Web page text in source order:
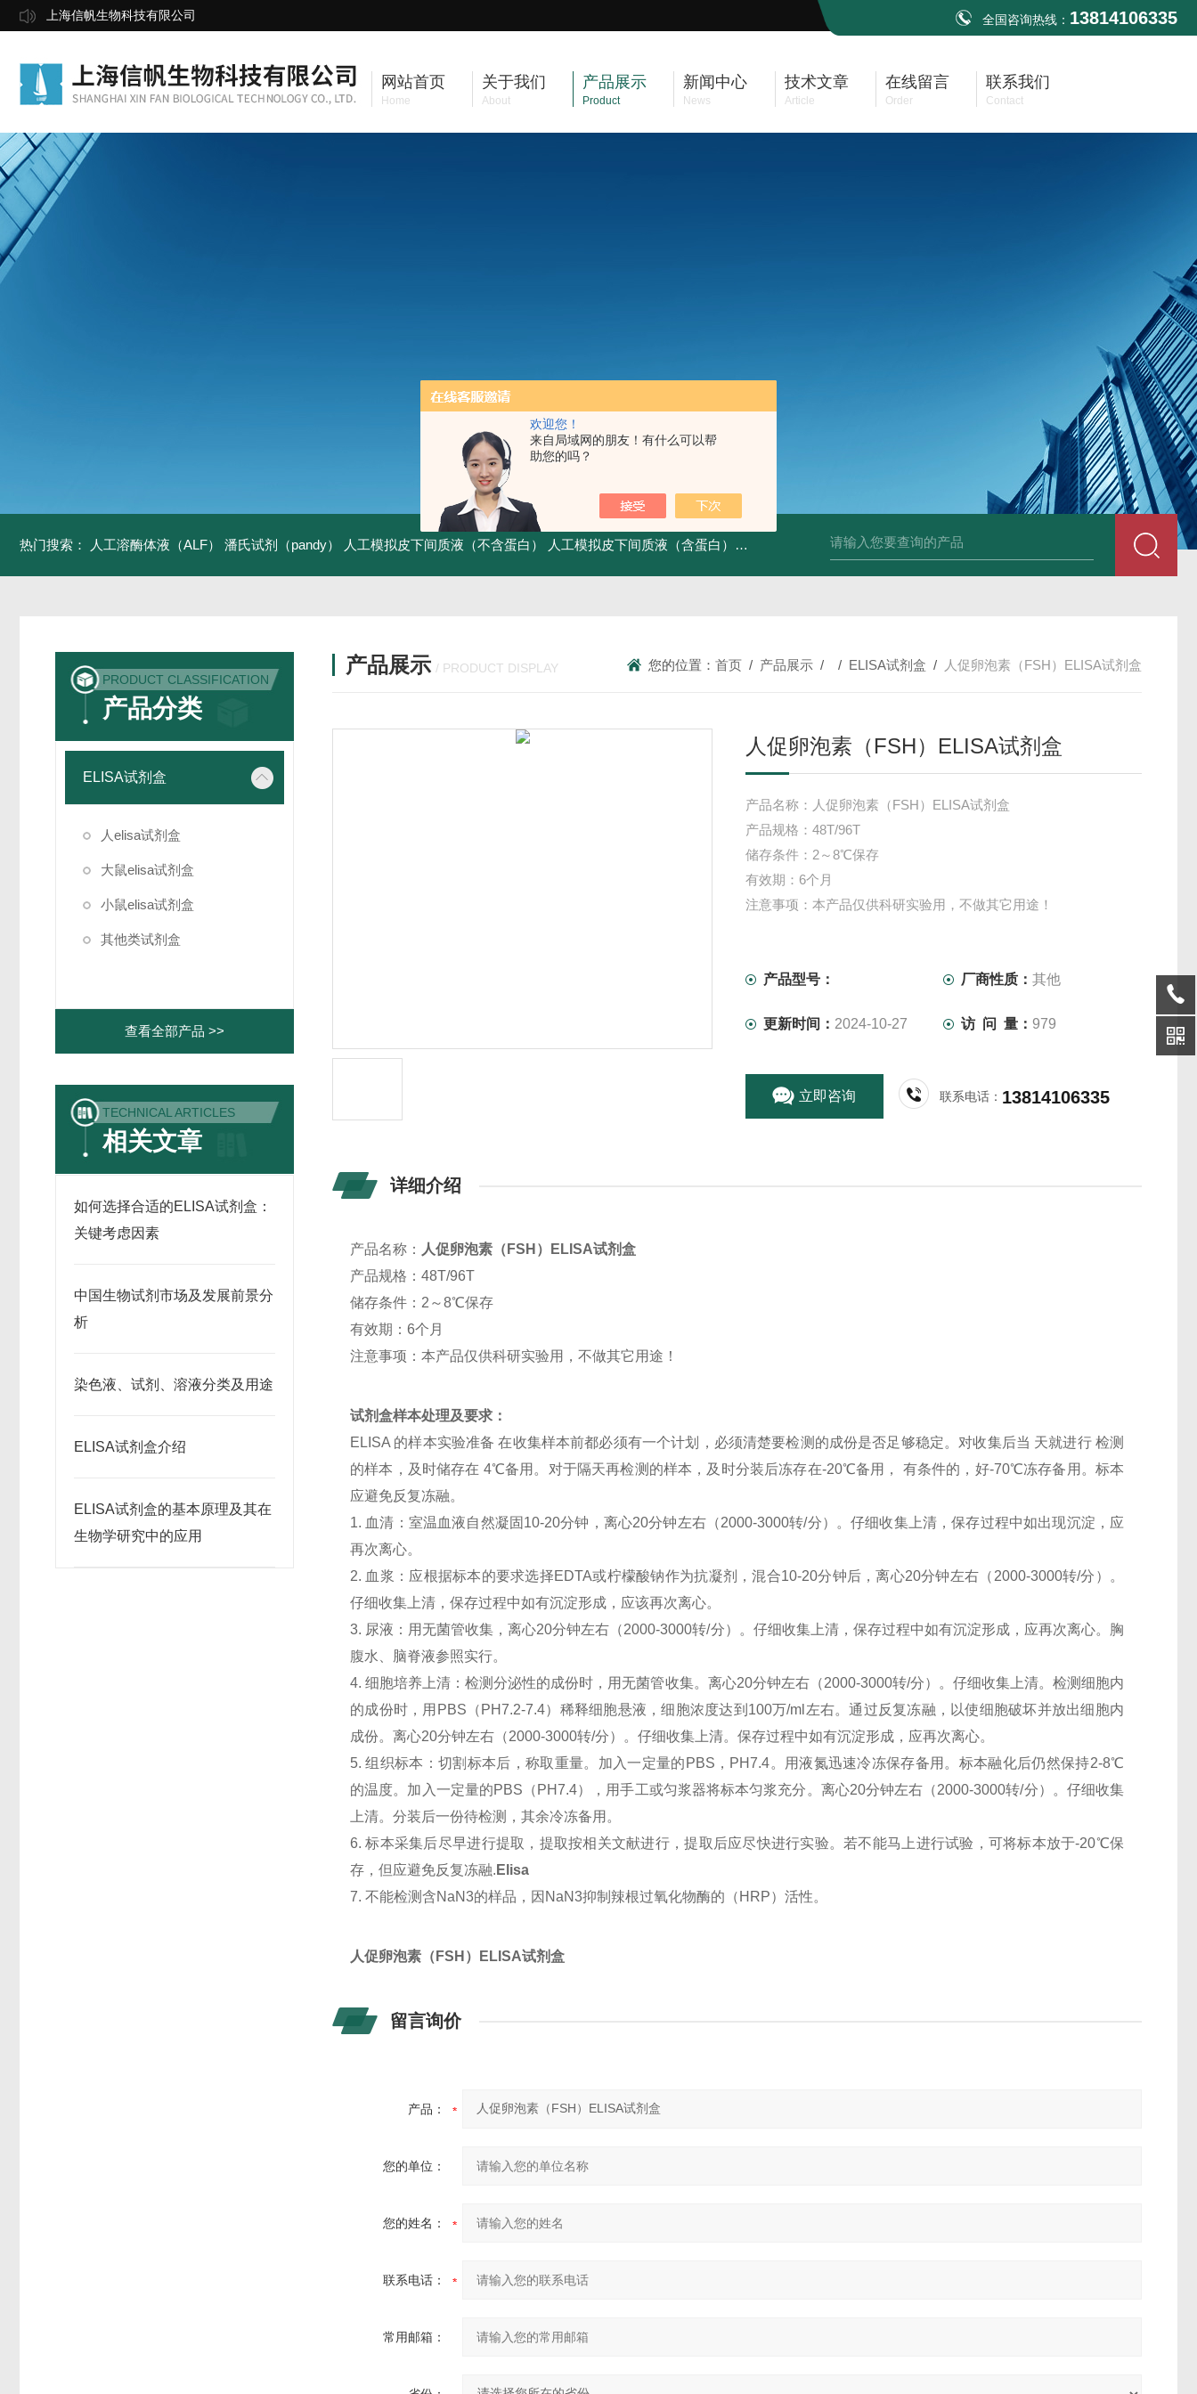
欢迎您！
来自局域网的朋友！有什么可以帮
助您的吗？
上海信帆生物科技有限公司 全国咨询热线： 13814106335
网站首页
Home
关于我们
About
产品展示
Product
新闻中心
News
技术文章
Article
在线留言
Order
联系我们
Contact
热门搜索： 人工溶酶体液（ALF） 潘氏试剂（pandy） 人工模拟皮下间质液（不含蛋白） 人工模拟皮下间质液（含蛋白） FITC标记小鼠抗His tag 组织细胞固定液（8％，PFA） 总胆汁酸（TBA）质
PRODUCT CLASSIFICATION
产品分类
ELISA试剂盒
人elisa试剂盒
大鼠elisa试剂盒
小鼠elisa试剂盒
其他类试剂盒
查看全部产品 >>
TECHNICAL ARTICLES
相关文章
如何选择合适的ELISA试剂盒：
关键考虑因素
中国生物试剂市场及发展前景分
析
染色液、试剂、溶液分类及用途
ELISA试剂盒介绍
ELISA试剂盒的基本原理及其在
生物学研究中的应用
产品展示 / PRODUCT DISPLAY 您的位置： 首页 / 产品展示 / / ELISA试剂盒 / 人促卵泡素（FSH）ELISA试剂盒
人促卵泡素（FSH）ELISA试剂盒
产品名称：人促卵泡素（FSH）ELISA试剂盒
产品规格：48T/96T
储存条件：2～8℃保存
有效期：6个月
注意事项：本产品仅供科研实验用，不做其它用途！
产品型号： 厂商性质：其他
更新时间： 2024-10-27 访 问 量： 979
立即咨询 联系电话： 13814106335
详细介绍
产品名称： 人促卵泡素（FSH）ELISA试剂盒
产品规格：48T/96T
储存条件：2～8℃保存
有效期：6个月
注意事项：本产品仅供科研实验用，不做其它用途！
试剂盒样本处理及要求：
ELISA 的样本实验准备 在收集样本前都必须有一个计划，必须清楚要检测的成份是否足够稳定。对收集后当 天就进行 检测
的样本，及时储存在 4℃备用。对于隔天再检测的样本，及时分装后冻存在-20℃备用， 有条件的，好-70℃冻存备用。标本
应避免反复冻融。
1. 血清：室温血液自然凝固10-20分钟，离心20分钟左右（2000-3000转/分）。仔细收集上清，保存过程中如出现沉淀，应
再次离心。
2. 血浆：应根据标本的要求选择EDTA或柠檬酸钠作为抗凝剂，混合10-20分钟后，离心20分钟左右（2000-3000转/分）。
仔细收集上清，保存过程中如有沉淀形成，应该再次离心。
3. 尿液：用无菌管收集，离心20分钟左右（2000-3000转/分）。仔细收集上清，保存过程中如有沉淀形成，应再次离心。胸
腹水、脑脊液参照实行。
4. 细胞培养上清：检测分泌性的成份时，用无菌管收集。离心20分钟左右（2000-3000转/分）。仔细收集上清。检测细胞内
的成份时，用PBS（PH7.2-7.4）稀释细胞悬液，细胞浓度达到100万/ml左右。通过反复冻融，以使细胞破坏并放出细胞内
成份。离心20分钟左右（2000-3000转/分）。仔细收集上清。保存过程中如有沉淀形成，应再次离心。
5. 组织标本：切割标本后，称取重量。加入一定量的PBS，PH7.4。用液氮迅速冷冻保存备用。标本融化后仍然保持2-8℃
的温度。加入一定量的PBS（PH7.4），用手工或匀浆器将标本匀浆充分。离心20分钟左右（2000-3000转/分）。仔细收集
上清。分装后一份待检测，其余冷冻备用。
6. 标本采集后尽早进行提取，提取按相关文献进行，提取后应尽快进行实验。若不能马上进行试验，可将标本放于-20℃保
存，但应避免反复冻融. Elisa
7. 不能检测含NaN3的样品，因NaN3抑制辣根过氧化物酶的（HRP）活性。
人促卵泡素（FSH）ELISA试剂盒
留言询价
产品：
您的单位：
您的姓名：
联系电话：
常用邮箱：